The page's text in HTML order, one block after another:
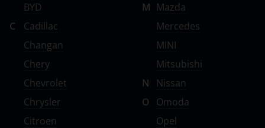
ТагАЗ
УАЗ
BYD
C
Cadillac
Changan
Chery
Chevrolet
Chrysler
Citroen
M Mazda
Mercedes
MINI
Mitsubishi
N
Nissan
O
Omoda
Opel